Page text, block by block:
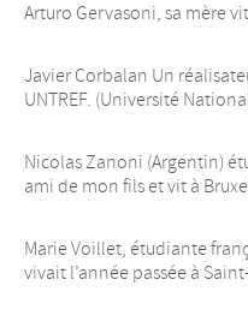
Arturo Gervasoni, sa mère
Javier Corbalan Un
UNTREF. (Université
Nicolas Zanoni (Argentin)
ami de mon fils et vit à
Marie Voillet, étudiante
vivait l’année passée à